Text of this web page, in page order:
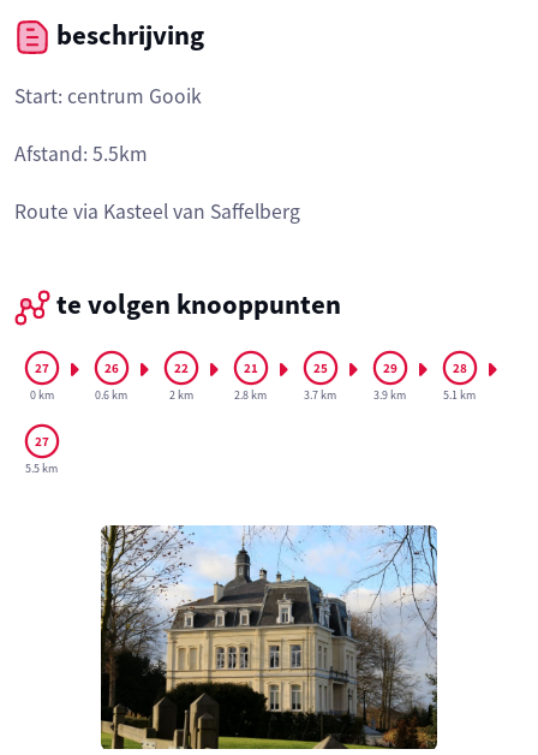
beschrijving
Start: centrum Gooik
Afstand: 5.5km
Route via Kasteel van Saffelberg
te volgen knooppunten
0 km 0.6 km 2 km 2.8 km 3.7 km 3.9 km 5.1 km
5.5 km